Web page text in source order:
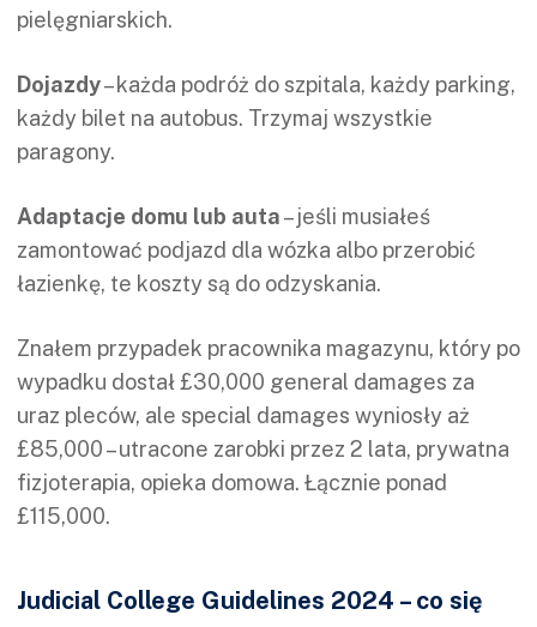
pielęgniarskich.
Dojazdy– każda podróż do szpitala, każdy parking,
każdy bilet na autobus. Trzymaj wszystkie
paragony.
Adaptacje domu lub auta– jeśli musiałeś
zamontować podjazd dla wózka albo przerobić
łazienkę, te koszty są do odzyskania.
Znałem przypadek pracownika magazynu, który po
wypadku dostał £30,000 general damages za
uraz pleców, ale special damages wyniosły aż
£85,000 – utracone zarobki przez 2 lata, prywatna
fizjoterapia, opieka domowa. Łącznie ponad
£115,000.
Judicial College Guidelines 2024 – co się